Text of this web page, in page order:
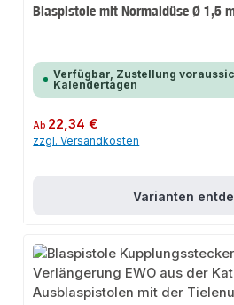
Blaspistole mit Normaldüse Ø 1,5
Verfügbar, Zustellung
Kalendertagen
Regulärer Preis:
Ab 22,34 €
zzgl. Versandkosten
Varianten